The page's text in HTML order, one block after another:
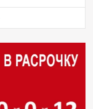
стало не только
Путешествуйте
Шымкент,
из Алматы,
Уральск
Астана, Тараз
Астана, Атырау,